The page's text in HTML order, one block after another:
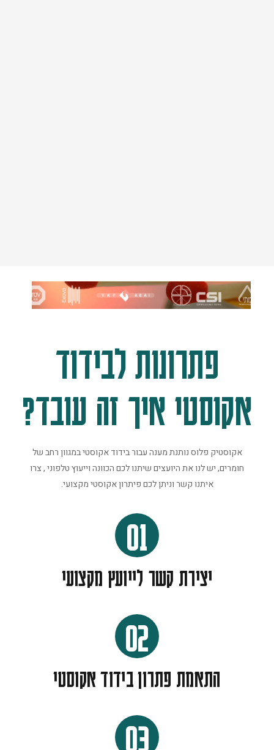
פתרונות לבידוד
אקוסטי איך זה עובד?
אקוסטיק פלוס נותנת מענה עבור בידוד אקוסטי במגוון רחב של
חומרים, יש לנו את היועצים שיתנו לכם הכוונה וייעוץ טלפוני , צרו
איתנו קשר וניתן לכם פיתרון אקוסטי מקצועי.
01
יצירת קשר לייועץ מקצועי
02
התאמת פתרון בידוד אקוסטי
03